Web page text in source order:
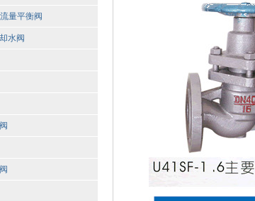
量平衡阀
水阀